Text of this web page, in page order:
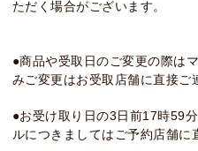
ただく場合がございます。
●商品や受取日のご変更の際は
みご変更はお受取店舗に直接ご
●お受け取り日の3日前17時59
ルにつきましてはご予約店舗に